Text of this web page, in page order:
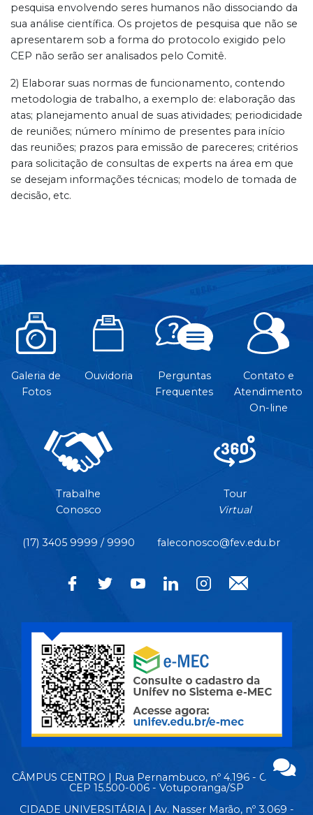
pesquisa envolvendo seres humanos não dissociando da
sua análise científica. Os projetos de pesquisa que não se
apresentarem sob a forma do protocolo exigido pelo
CEP não serão ser analisados pelo Comitê.
2) Elaborar suas normas de funcionamento, contendo
metodologia de trabalho, a exemplo de: elaboração das
atas; planejamento anual de suas atividades; periodicidade
de reuniões; número mínimo de presentes para início
das reuniões; prazos para emissão de pareceres; critérios
para solicitação de consultas de experts na área em que
se desejam informações técnicas; modelo de tomada de
decisão, etc.
Galeria de
Fotos
Ouvidoria
Perguntas
Frequentes
Contato e
Atendimento
On-line
Trabalhe
Conosco
Tour
Virtual
(17) 3405 9999 / 9990 faleconosco@fev.edu.br
CÂMPUS CENTRO | Rua Pernambuco, nº 4.196 - Centro -
CEP 15.500-006 - Votuporanga/SP
CIDADE UNIVERSITÁRIA | Av. Nasser Marão, nº 3.069 -